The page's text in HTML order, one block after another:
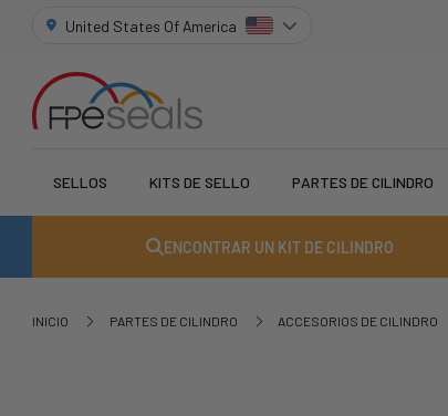
United States Of America
SELLOS KITS DE SELLO PARTES DE CILINDRO
ENCONTRAR UN KIT DE CILINDRO
INICIO PARTES DE CILINDRO ACCESORIOS DE CILINDRO